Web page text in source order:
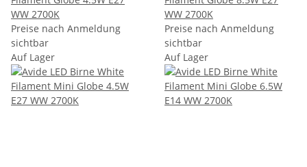
WW 2700K
Preise nach Anmeldung
sichtbar
WW 2700K
Preise nach Anmeldung
sichtbar
Auf Lager
Auf Lager